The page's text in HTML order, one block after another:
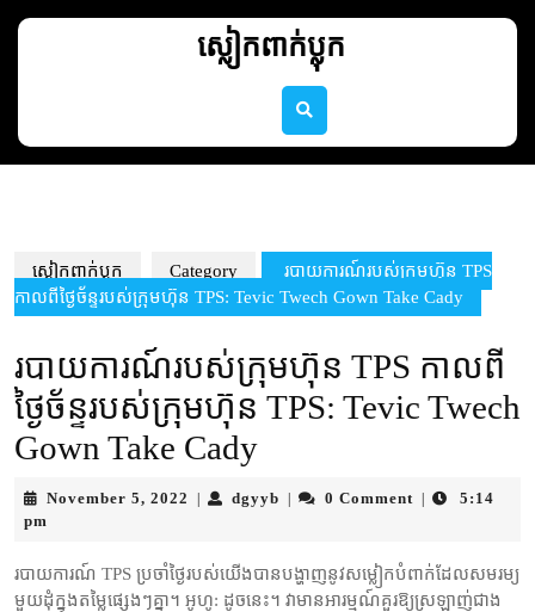
ស្លៀកពាក់ប្លុក
ស្លៀកពាក់ប្លុក Category
របាយការណ៍របស់ក្រុមហ៊ុន TPS
កាលពីថ្ងៃច័ន្ទរបស់ក្រុមហ៊ុន TPS: Tevic Twech Gown Take Cady
របាយការណ៍របស់ក្រុមហ៊ុន TPS កាលពី
ថ្ងៃច័ន្ទរបស់ក្រុមហ៊ុន TPS: Tevic Twech
Gown Take Cady
November 5, 2022 November
dgyyb dgyyb0 Comment
5:14
pm
របាយការណ៍ TPS ប្រចាំថ្ងៃរបស់យើងបានបង្ហាញនូវសម្លៀកបំពាក់ដែលសមរម្យ
មួយដុំក្នុងតម្លៃផ្សេងៗគ្នា។ អូហូ: ដូចនេះ។ វាមានអារម្មណ៍គួរឱ្យស្រឡាញ់ជាង